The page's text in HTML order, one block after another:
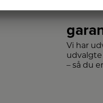
Vi har
– så du